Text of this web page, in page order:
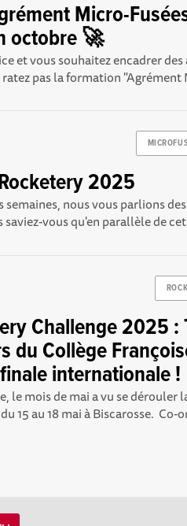
Micro-
octobre 🚀
et vous souhaitez encadrer
pas la formation "Agrément
2025
semaines, nous vous parlions
vous qu'en parallèle de
Challenge 2025 :
du Collège
internationale !
le mois de mai a vu se dérouler
15 au 18 mai à Biscarosse. Co-